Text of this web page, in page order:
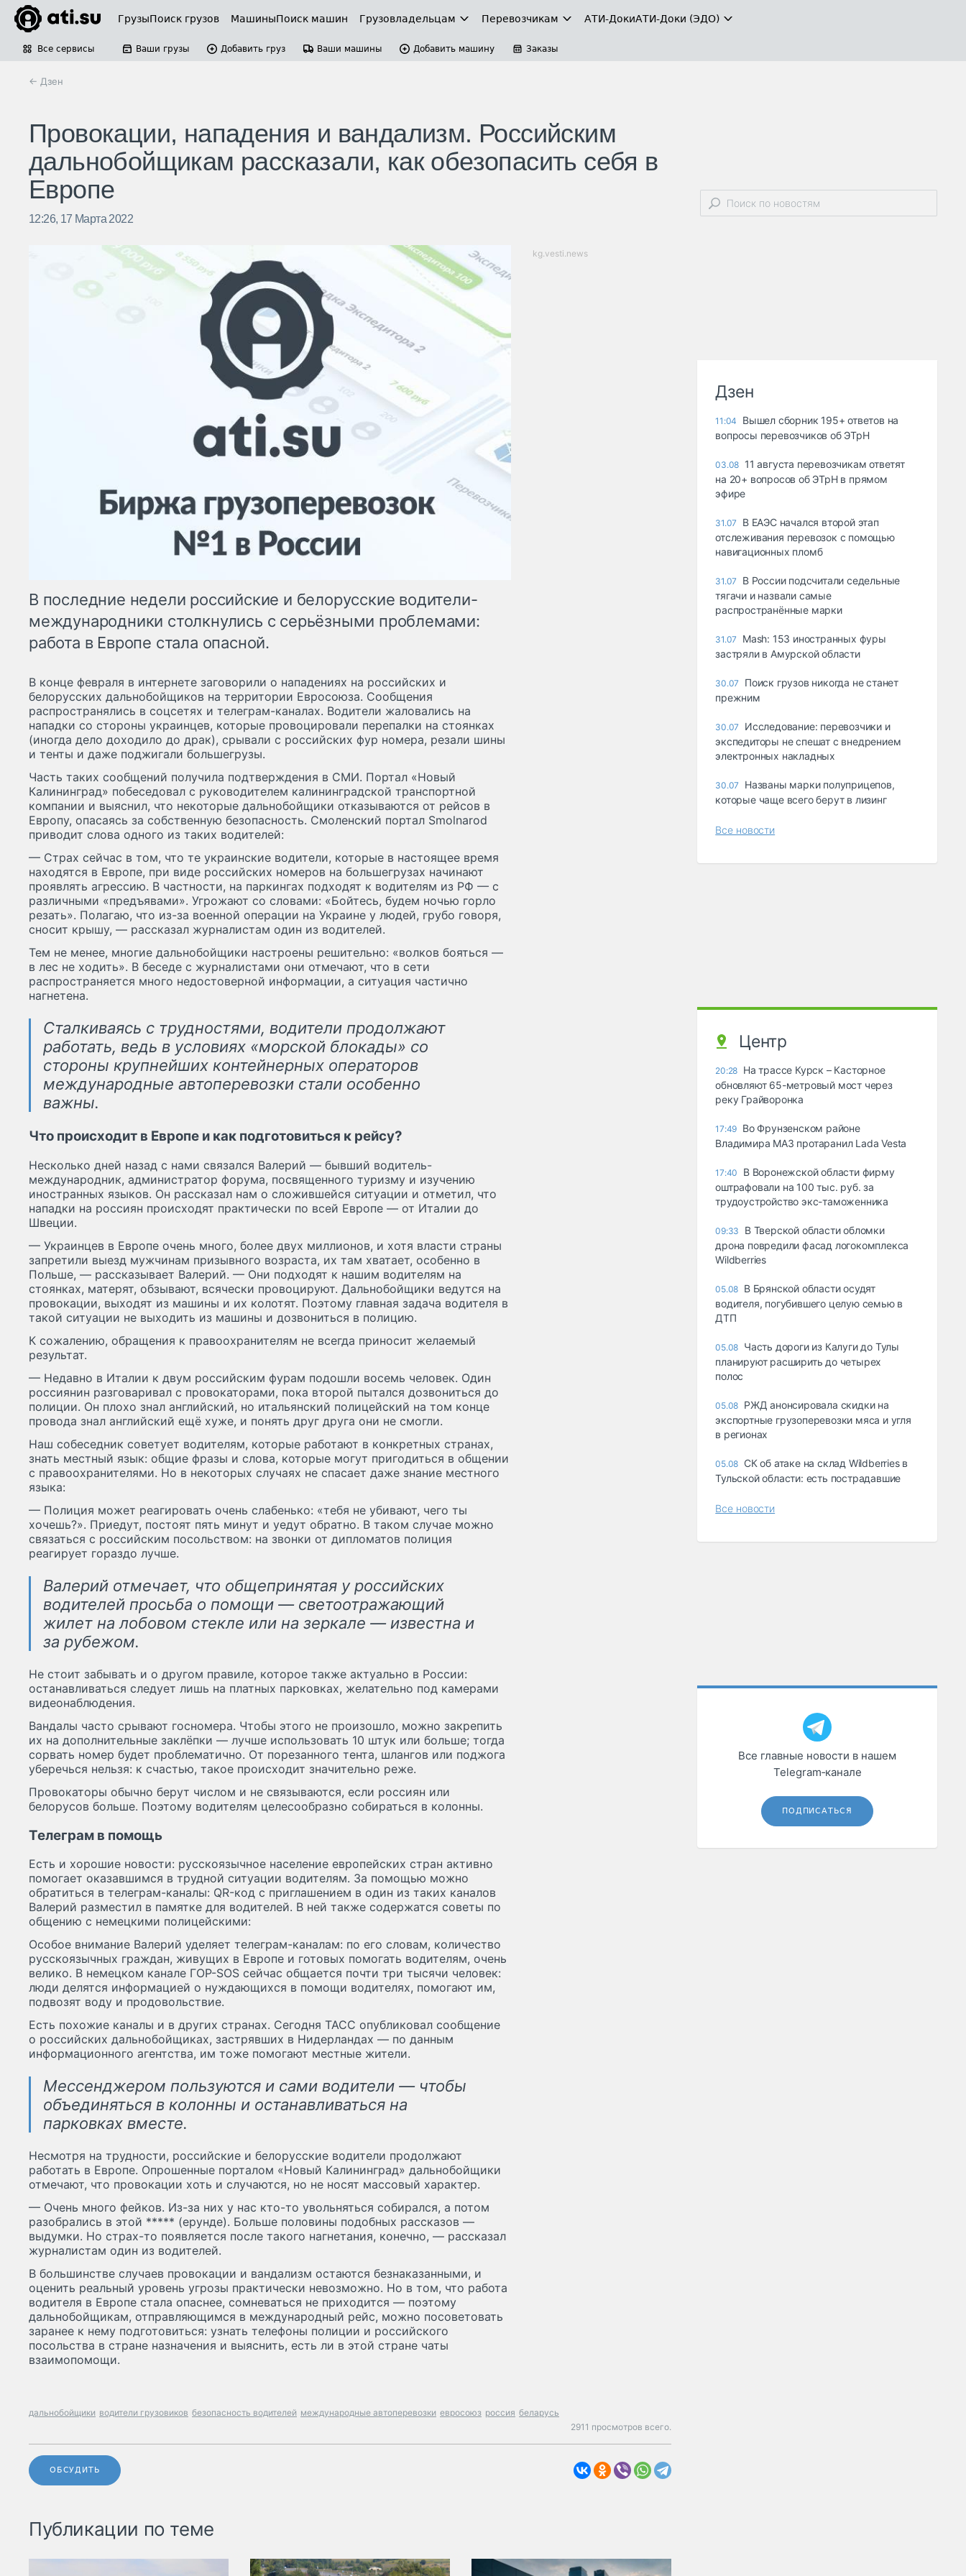
ГрузыПоиск грузов МашиныПоиск машин Грузовладельцам Перевозчикам АТИ-ДокиАТИ-Доки (ЭДО)
Все сервисы Ваши грузы Добавить груз Ваши машины Добавить машину Заказы
← Дзен
Провокации, нападения и вандализм. Российским
дальнобойщикам рассказали, как обезопасить себя в
Европе
12:26, 17 Марта 2022
kg.vesti.news
В последние недели российские и белорусские водители-
международники столкнулись с серьёзными проблемами:
работа в Европе стала опасной.
В конце февраля в интернете заговорили о нападениях на российских и
белорусских дальнобойщиков на территории Евросоюза. Сообщения
распространялись в соцсетях и телеграм-каналах. Водители жаловались на
нападки со стороны украинцев, которые провоцировали перепалки на стоянках
(иногда дело доходило до драк), срывали с российских фур номера, резали шины
и тенты и даже поджигали большегрузы.
Часть таких сообщений получила подтверждения в СМИ. Портал «Новый
Калининград» побеседовал с руководителем калининградской транспортной
компании и выяснил, что некоторые дальнобойщики отказываются от рейсов в
Европу, опасаясь за собственную безопасность. Cмоленский портал Smolnarod
приводит слова одного из таких водителей:
— Страх сейчас в том, что те украинские водители, которые в настоящее время
находятся в Европе, при виде российских номеров на большегрузах начинают
проявлять агрессию. В частности, на паркингах подходят к водителям из РФ — с
различными «предъявами». Угрожают со словами: «Бойтесь, будем ночью горло
резать». Полагаю, что из-за военной операции на Украине у людей, грубо говоря,
сносит крышу, — рассказал журналистам один из водителей.
Тем не менее, многие дальнобойщики настроены решительно: «волков бояться —
в лес не ходить». В беседе с журналистами они отмечают, что в сети
распространяется много недостоверной информации, а ситуация частично
нагнетена.
Сталкиваясь с трудностями, водители продолжают
работать, ведь в условиях «морской блокады» со
стороны крупнейших контейнерных операторов
международные автоперевозки стали особенно
важны.
Что происходит в Европе и как подготовиться к рейсу?
Несколько дней назад с нами связался Валерий — бывший водитель-
международник, администратор форума, посвященного туризму и изучению
иностранных языков. Он рассказал нам о сложившейся ситуации и отметил, что
нападки на россиян происходят практически по всей Европе — от Италии до
Швеции.
— Украинцев в Европе очень много, более двух миллионов, и хотя власти страны
запретили выезд мужчинам призывного возраста, их там хватает, особенно в
Польше, — рассказывает Валерий. — Они подходят к нашим водителям на
стоянках, матерят, обзывают, всячески провоцируют. Дальнобойщики ведутся на
провокации, выходят из машины и их колотят. Поэтому главная задача водителя в
такой ситуации не выходить из машины и дозвониться в полицию.
К сожалению, обращения к правоохранителям не всегда приносит желаемый
результат.
— Недавно в Италии к двум российским фурам подошли восемь человек. Один
россиянин разговаривал с провокаторами, пока второй пытался дозвониться до
полиции. Он плохо знал английский, но итальянский полицейский на том конце
провода знал английский ещё хуже, и понять друг друга они не смогли.
Наш собеседник советует водителям, которые работают в конкретных странах,
знать местный язык: общие фразы и слова, которые могут пригодиться в общении
с правоохранителями. Но в некоторых случаях не спасает даже знание местного
языка:
— Полиция может реагировать очень слабенько: «тебя не убивают, чего ты
хочешь?». Приедут, постоят пять минут и уедут обратно. В таком случае можно
связаться с российским посольством: на звонки от дипломатов полиция
реагирует гораздо лучше.
Валерий отмечает, что общепринятая у российских
водителей просьба о помощи — светоотражающий
жилет на лобовом стекле или на зеркале — известна и
за рубежом.
Не стоит забывать и о другом правиле, которое также актуально в России:
останавливаться следует лишь на платных парковках, желательно под камерами
видеонаблюдения.
Вандалы часто срывают госномера. Чтобы этого не произошло, можно закрепить
их на дополнительные заклёпки — лучше использовать 10 штук или больше; тогда
сорвать номер будет проблематично. От порезанного тента, шлангов или поджога
уберечься нельзя: к счастью, такое происходит значительно реже.
Провокаторы обычно берут числом и не связываются, если россиян или
белорусов больше. Поэтому водителям целесообразно собираться в колонны.
Телеграм в помощь
Есть и хорошие новости: русскоязычное население европейских стран активно
помогает оказавшимся в трудной ситуации водителям. За помощью можно
обратиться в телеграм-каналы: QR-код с приглашением в один из таких каналов
Валерий разместил в памятке для водителей. В ней также содержатся советы по
общению с немецкими полицейскими:
Особое внимание Валерий уделяет телеграм-каналам: по его словам, количество
русскоязычных граждан, живущих в Европе и готовых помогать водителям, очень
велико. В немецком канале ГОР-SOS сейчас общается почти три тысячи человек:
люди делятся информацией о нуждающихся в помощи водителях, помогают им,
подвозят воду и продовольствие.
Есть похожие каналы и в других странах. Сегодня ТАСС опубликовал сообщение
о российских дальнобойщиках, застрявших в Нидерландах — по данным
информационного агентства, им тоже помогают местные жители.
Мессенджером пользуются и сами водители — чтобы
объединяться в колонны и останавливаться на
парковках вместе.
Несмотря на трудности, российские и белорусские водители продолжают
работать в Европе. Опрошенные порталом «Новый Калининград» дальнобойщики
отмечают, что провокации хоть и случаются, но не носят массовый характер.
— Очень много фейков. Из-за них у нас кто-то увольняться собирался, а потом
разобрались в этой ***** (ерунде). Больше половины подобных рассказов —
выдумки. Но страх-то появляется после такого нагнетания, конечно, — рассказал
журналистам один из водителей.
В большинстве случаев провокации и вандализм остаются безнаказанными, и
оценить реальный уровень угрозы практически невозможно. Но в том, что работа
водителя в Европе стала опаснее, сомневаться не приходится — поэтому
дальнобойщикам, отправляющимся в международный рейс, можно посоветовать
заранее к нему подготовиться: узнать телефоны полиции и российского
посольства в стране назначения и выяснить, есть ли в этой стране чаты
взаимопомощи.
дальнобойщики водители грузовиков безопасность водителей международные автоперевозки евросоюз россия беларусь
2911 просмотров всего.
ОБСУДИТЬ
Публикации по теме
Дзен
11:04
Вышел сборник 195+ ответов на
вопросы перевозчиков об ЭТрН
03.08 11 августа перевозчикам ответят
на 20+ вопросов об ЭТрН в прямом
эфире
31.07
В ЕАЭС начался второй этап
отслеживания перевозок с помощью
навигационных пломб
31.07
В России подсчитали седельные
тягачи и назвали самые
распространённые марки
31.07
Mash: 153 иностранных фуры
застряли в Амурской области
30.07
Поиск грузов никогда не станет
прежним
30.07
Исследование: перевозчики и
экспедиторы не спешат с внедрением
электронных накладных
30.07
Названы марки полуприцепов,
которые чаще всего берут в лизинг
Все новости
Центр
20:28 На трассе Курск – Касторное
обновляют 65-метровый мост через
реку Грайворонка
17:49 Во Фрунзенском районе
Владимира МАЗ протаранил Lada Vesta
17:40
В Воронежской области фирму
оштрафовали на 100 тыс. руб. за
трудоустройство экс-таможенника
09:33
В Тверской области обломки
дрона повредили фасад логокомплекса
Wildberries
05.08 В Брянской области осудят
водителя, погубившего целую семью в
ДТП
05.08 Часть дороги из Калуги до Тулы
планируют расширить до четырех
полос
05.08 РЖД анонсировала скидки на
экспортные грузоперевозки мяса и угля
в регионах
05.08 СК об атаке на склад Wildberries в
Тульской области: есть пострадавшие
Все новости
Все главные новости в нашем
Telegram‑канале
ПОДПИСАТЬСЯ